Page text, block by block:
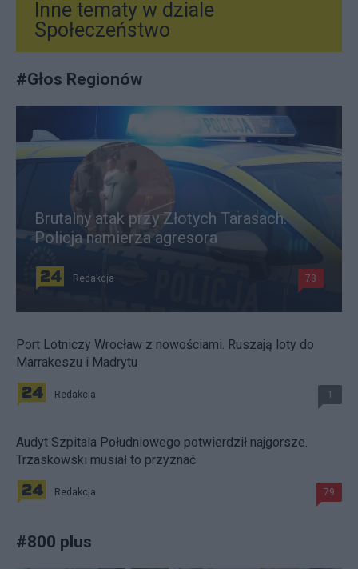
Inne tematy w dziale
Społeczeństwo
#Głos Regionów
Brutalny atak przy Złotych Tarasach.
Policja namierza agresora
Redakcja 73
Port Lotniczy Wrocław z nowościami. Ruszają loty do
Marrakeszu i Madrytu
Redakcja 1
Audyt Szpitala Południowego potwierdził najgorsze.
Trzaskowski musiał to przyznać
Redakcja 79
#800 plus